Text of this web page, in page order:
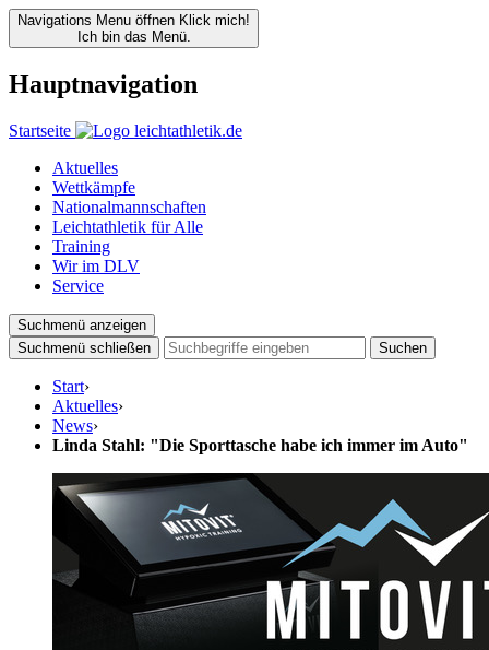
Navigations Menu öffnen Klick mich!
Ich bin das Menü.
Hauptnavigation
Startseite
Aktuelles
Wettkämpfe
Nationalmannschaften
Leichtathletik für Alle
Training
Wir im DLV
Service
Suchmenü anzeigen
Suchmenü schließen
Suchen
Start›
Aktuelles›
News›
Linda Stahl: "Die Sporttasche habe ich immer im Auto"